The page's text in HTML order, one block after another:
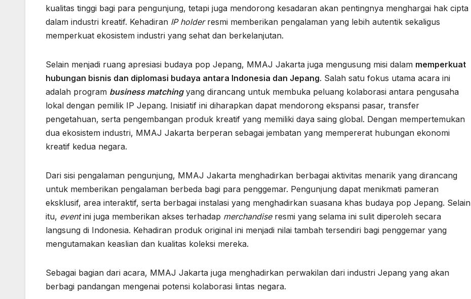
kualitas tinggi bagi para pengunjung, tetapi juga mendorong kesadaran akan pentingnya menghargai hak cipta
dalam industri kreatif. Kehadiran IP holderresmi memberikan pengalaman yang lebih autentik sekaligus
memperkuat ekosistem industri yang sehat dan berkelanjutan.
Selain menjadi ruang apresiasi budaya pop Jepang, MMAJ Jakarta juga mengusung misi dalam memperkuat
hubungan bisnis dan diplomasi budaya antara Indonesia dan Jepang. Salah satu fokus utama acara ini
adalah program business matchingyang dirancang untuk membuka peluang kolaborasi antara pengusaha
lokal dengan pemilik IP Jepang. Inisiatif ini diharapkan dapat mendorong ekspansi pasar, transfer
pengetahuan, serta pengembangan produk kreatif yang memiliki daya saing global. Dengan mempertemukan
dua ekosistem industri, MMAJ Jakarta berperan sebagai jembatan yang mempererat hubungan ekonomi
kreatif kedua negara.
Dari sisi pengalaman pengunjung, MMAJ Jakarta menghadirkan berbagai aktivitas menarik yang dirancang
untuk memberikan pengalaman berbeda bagi para penggemar. Pengunjung dapat menikmati pameran
eksklusif, area interaktif, serta berbagai instalasi yang menghadirkan suasana khas budaya pop Jepang. Selain
itu, eventini juga memberikan akses terhadap merchandiseresmi yang selama ini sulit diperoleh secara
langsung di Indonesia. Kehadiran produk original ini menjadi nilai tambah tersendiri bagi penggemar yang
mengutamakan keaslian dan kualitas koleksi mereka.
Sebagai bagian dari acara, MMAJ Jakarta juga menghadirkan perwakilan dari industri Jepang yang akan
berbagi pandangan mengenai potensi kolaborasi lintas negara.